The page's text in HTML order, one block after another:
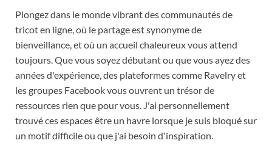
Plongez dans le monde vibrant des communautés de
tricot en ligne, où le partage est synonyme de
bienveillance, et où un accueil chaleureux vous attend
toujours. Que vous soyez débutant ou que vous ayez des
années d'expérience, des plateformes comme Ravelry et
les groupes Facebook vous ouvrent un trésor de
ressources rien que pour vous. J'ai personnellement
trouvé ces espaces être un havre lorsque je suis bloqué sur
un motif difficile ou que j'ai besoin d'inspiration.